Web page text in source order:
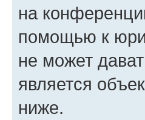
на
помощью к
не может
является
ниже.